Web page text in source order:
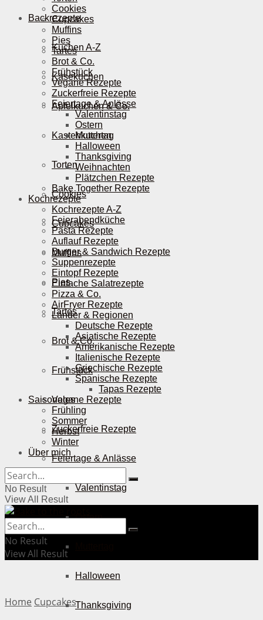
Backrezepte
Kuchen A-Z
Käsekuchen
Apfelkuchen & Co.
Kastenkuchen
Torten
Cookies
Cupcakes
Muffins
Pies
Tartes
Brot & Co.
Frühstück
Vegane Rezepte
Zuckerfreie Rezepte
Feiertage & Anlässe
Valentinstag
Ostern
Halloween
Thanksgiving
Cookies
Cupcakes
Muffins
Pies
Tartes
Brot & Co.
Frühstück
Vegane Rezepte
Zuckerfreie Rezepte
Feiertage & Anlässe
Valentinstag
Ostern
Muttertag
Halloween
Thanksgiving
Weihnachten
Plätzchen Rezepte
Bake Together Rezepte
Kochrezepte
Kochrezepte A-Z
Feierabendküche
Pasta Rezepte
Auflauf Rezepte
Burger & Sandwich Rezepte
Suppenrezepte
Eintopf Rezepte
Einfache Salatrezepte
Pizza & Co.
AirFryer Rezepte
Länder & Regionen
Deutsche Rezepte
Asiatische Rezepte
Amerikanische Rezepte
Italienische Rezepte
Griechische Rezepte
Spanische Rezepte
Tapas Rezepte
Saisonales
Frühling
Sommer
Herbst
Winter
Über mich
No Result
View All Result
No Result
View All Result
Home Cupcakes